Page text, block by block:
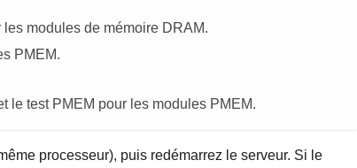
modules de mémoire DRAM.
PMEM.
le test PMEM pour les modules PMEM.
processeur), puis redémarrez le serveur. Si le